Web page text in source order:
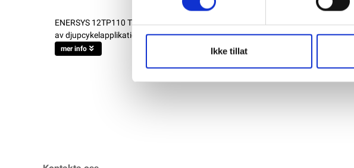
Ikke tillat
ENERSYS 12TP110 Traktionsbatteri 12V 110AH Powerblock Lead/Acid är
av djupcykelapplikationer såsom hissar, golfbilar, skrubbrar, sopmaskiner etc.
mer info